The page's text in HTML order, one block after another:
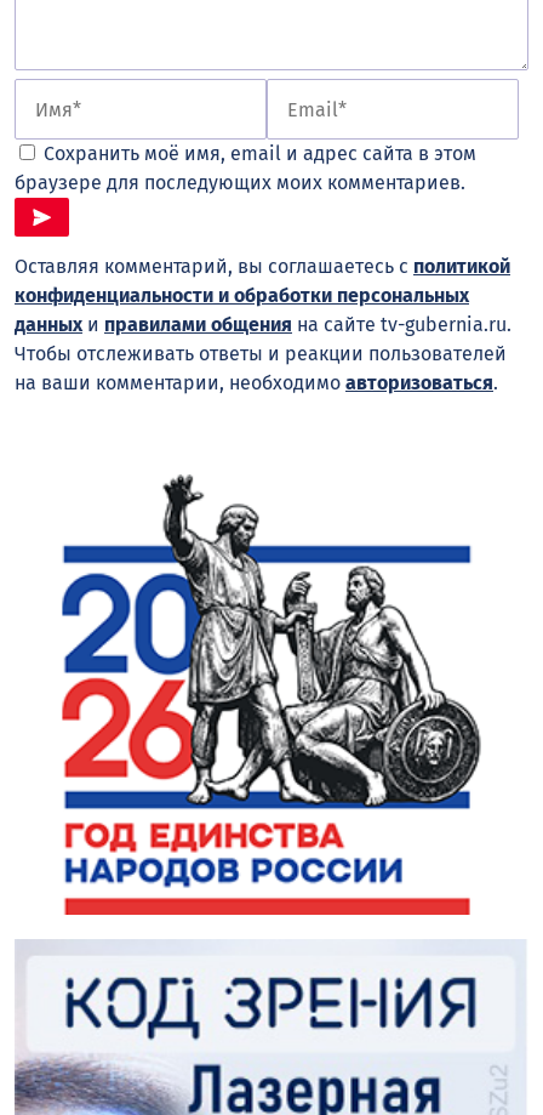
Сохранить моё имя, email и адрес сайта в этом
браузере для последующих моих комментариев.
Оставляя комментарий, вы соглашаетесь с политикой
конфиденциальности и обработки персональных
данныхи правилами общения на сайте tv-gubernia.ru.
Чтобы отслеживать ответы и реакции пользователей
на ваши комментарии, необходимо авторизоваться.